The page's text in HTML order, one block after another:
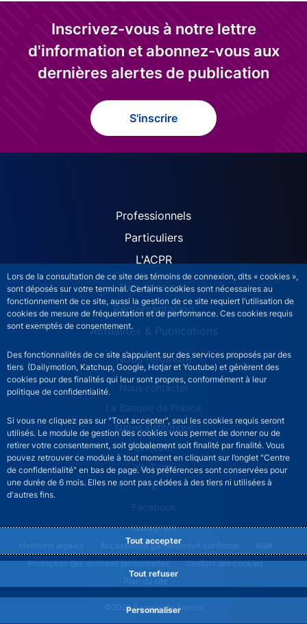
Lors de la consultation de ce site des témoins de connexion, dits « cookies »,
sont déposés sur votre terminal. Certains cookies sont nécessaires au
fonctionnement de ce site, aussi la gestion de ce site requiert l’utilisation de
cookies de mesure de fréquentation et de performance. Ces cookies requis
sont exemptés de consentement.
Des fonctionnalités de ce site s’appuient sur des services proposés par des
tiers (Dailymotion, Katchup, Google, Hotjar et Youtube) et génèrent des
cookies pour des finalités qui leur sont propres, conformément à leur
politique de confidentialité.
Si vous ne cliquez pas sur "Tout accepter", seul les cookies requis seront
utilisés. Le module de gestion des cookies vous permet de donner ou de
retirer votre consentement, soit globalement soit finalité par finalité. Vous
pouvez retrouver ce module à tout moment en cliquant sur l’onglet "Centre
de confidentialité" en bas de page. Vos préférences sont conservées pour
une durée de 6 mois. Elles ne sont pas cédées à des tiers ni utilisées à
d'autres fins.
Tout accepter
Tout refuser
Personnaliser
Inscrivez-vous à notre lettre
d'information et abonnez-vous aux
dernières alertes de publication
S'inscrire
ACPR site navigation
Professionnels
Particuliers
L'ACPR
Nos missions
Réglementation
Actualités & Publications
Nous rejoindre
ACPR footer secondary menu (French)
Nous contacter
La Banque de France
Autres institutions
LinkedIn
YouTube
X
Facebook
Instagram
©2026 Banque de France
ACPR footer legal notice menu
Mentions légales Accessibilité partiellement conforme
Aide
Protection des données personnelles
Gestion des cookies
Plan du site